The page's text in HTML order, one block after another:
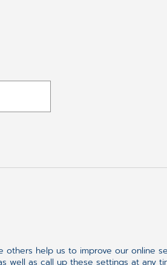
help us to improve our online
as call up these settings at any